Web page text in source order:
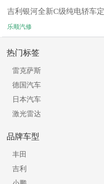
吉利银河全新C级纯电轿车
乐顺汽修
热门标签
雷克萨斯
德国汽车
日本汽车
激光雷达
品牌车型
丰田
吉利